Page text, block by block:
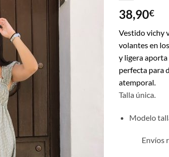
38,90€
Vestido vichy
volantes en
y ligera
perfecta para
atemporal.
Talla única.
Modelo
Envíos